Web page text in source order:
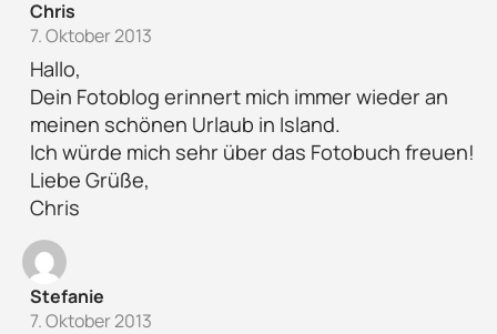
Chris
7. Oktober 2013
Hallo,
Dein Fotoblog erinnert mich immer wieder an
meinen schönen Urlaub in Island.
Ich würde mich sehr über das Fotobuch freuen!
Liebe Grüße,
Chris
Stefanie
7. Oktober 2013